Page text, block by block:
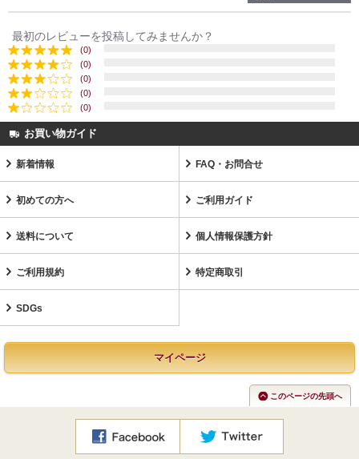
最初のレビューを投稿してみませんか？
(0)
(0)
(0)
(0)
(0)
お買い物ガイド
新着情報 FAQ・お問合せ
初めての方へ ご利用ガイド
送料について 個人情報保護方針
ご利用規約 特定商取引
SDGs
マイページ
このページの先頭へ